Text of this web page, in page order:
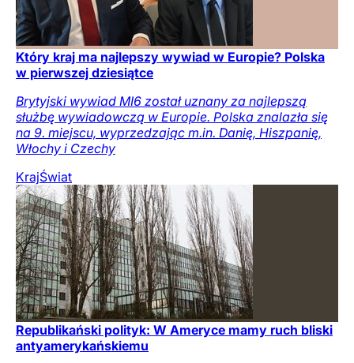
Który kraj ma najlepszy wywiad w Europie? Polska
w pierwszej dziesiątce
Brytyjski wywiad MI6 został uznany za najlepszą
służbę wywiadowczą w Europie. Polska znalazła się
na 9. miejscu, wyprzedzając m.in. Danię, Hiszpanię,
Włochy i Czechy
KrajŚwiat
Republikański polityk: W Ameryce mamy ruch bliski
antyamerykańskiemu